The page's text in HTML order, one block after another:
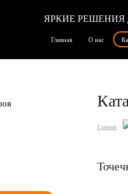
ЯРКИЕ
Главная О нас
Главная